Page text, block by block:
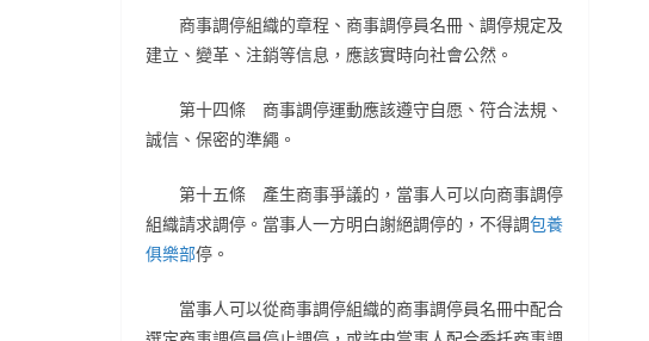
商事調停組織的章程、商事調停員名冊、調停規定及
建立、變革、注銷等信息，應該實時向社會公然。
第十四條 商事調停運動應該遵守自愿、符合法規、
誠信、保密的準繩。
第十五條 產生商事爭議的，當事人可以向商事調停
組織請求調停。當事人一方明白謝絕調停的，不得調包養
俱樂部停。
當事人可以從商事調停組織的商事調停員名冊中配合